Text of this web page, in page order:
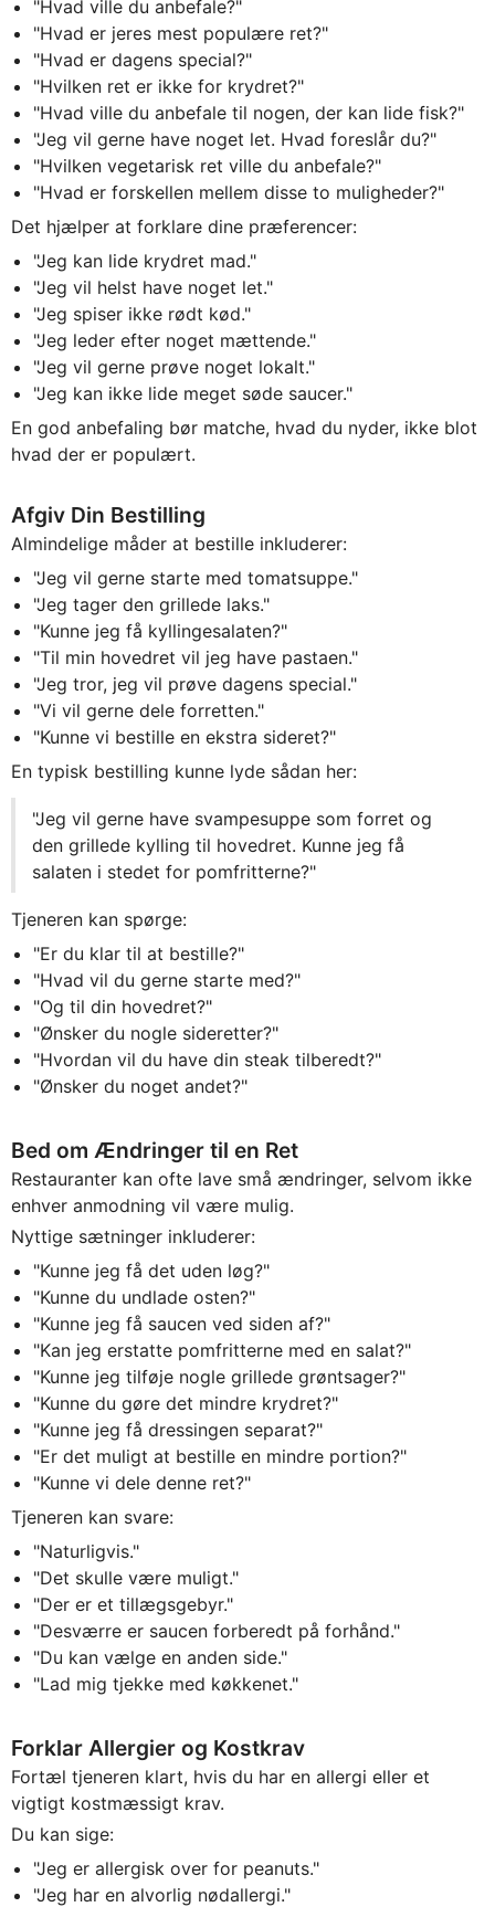
"Hvad ville du anbefale?"
"Hvad er jeres mest populære ret?"
"Hvad er dagens special?"
"Hvilken ret er ikke for krydret?"
"Hvad ville du anbefale til nogen, der kan lide fisk?"
"Jeg vil gerne have noget let. Hvad foreslår du?"
"Hvilken vegetarisk ret ville du anbefale?"
"Hvad er forskellen mellem disse to muligheder?"
Det hjælper at forklare dine præferencer:
"Jeg kan lide krydret mad."
"Jeg vil helst have noget let."
"Jeg spiser ikke rødt kød."
"Jeg leder efter noget mættende."
"Jeg vil gerne prøve noget lokalt."
"Jeg kan ikke lide meget søde saucer."
En god anbefaling bør matche, hvad du nyder, ikke blot
hvad der er populært.
Afgiv Din Bestilling
Almindelige måder at bestille inkluderer:
"Jeg vil gerne starte med tomatsuppe."
"Jeg tager den grillede laks."
"Kunne jeg få kyllingesalaten?"
"Til min hovedret vil jeg have pastaen."
"Jeg tror, jeg vil prøve dagens special."
"Vi vil gerne dele forretten."
"Kunne vi bestille en ekstra sideret?"
En typisk bestilling kunne lyde sådan her:
"Jeg vil gerne have svampesuppe som forret og
den grillede kylling til hovedret. Kunne jeg få
salaten i stedet for pomfritterne?"
Tjeneren kan spørge:
"Er du klar til at bestille?"
"Hvad vil du gerne starte med?"
"Og til din hovedret?"
"Ønsker du nogle sideretter?"
"Hvordan vil du have din steak tilberedt?"
"Ønsker du noget andet?"
Bed om Ændringer til en Ret
Restauranter kan ofte lavе små ændringer, selvom ikke
enhver anmodning vil være mulig.
Nyttige sætninger inkluderer:
"Kunne jeg få det uden løg?"
"Kunne du undlade osten?"
"Kunne jeg få saucen ved siden af?"
"Kan jeg erstatte pomfritterne med en salat?"
"Kunne jeg tilføje nogle grillede grøntsager?"
"Kunne du gøre det mindre krydret?"
"Kunne jeg få dressingen separat?"
"Er det muligt at bestille en mindre portion?"
"Kunne vi dele denne ret?"
Tjeneren kan svare:
"Naturligvis."
"Det skulle være muligt."
"Der er et tillægsgebyr."
"Desværre er saucen forberedt på forhånd."
"Du kan vælge en anden side."
"Lad mig tjekke med køkkenet."
Forklar Allergier og Kostkrav
Fortæl tjeneren klart, hvis du har en allergi eller et
vigtigt kostmæssigt krav.
Du kan sige:
"Jeg er allergisk over for peanuts."
"Jeg har en alvorlig nødallergi."